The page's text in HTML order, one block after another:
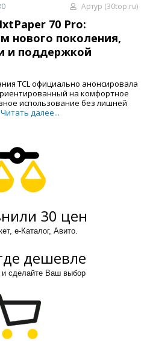
Артур (30top.ru)
70 Pro:
нового поколения,
и поддержкой
TCL официально анонсировала
на комфортное
использование без лишней
Читать далее...
30 цен
е-Каталог, Авито.
дешевле
и сделайте Ваш выбор